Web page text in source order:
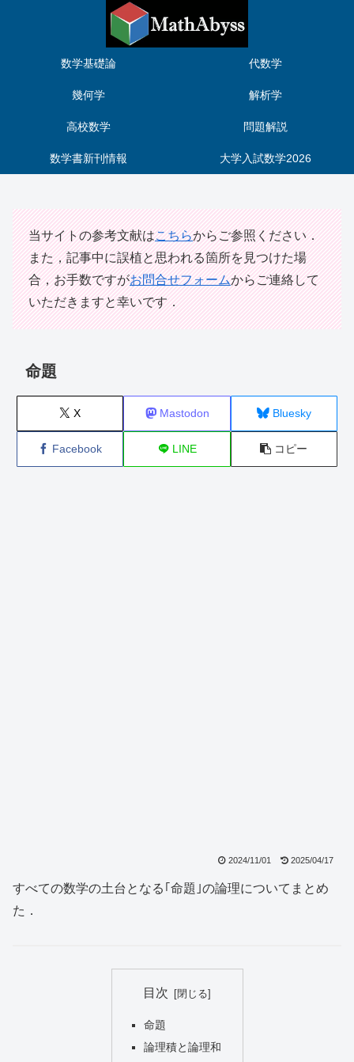
数学基礎論 代数学
幾何学 解析学
高校数学 問題解説
数学書新刊情報 大学入試数学2026
当サイトの参考文献はこちらからご参照ください．
また，記事中に誤植と思われる箇所を見つけた場
合，お手数ですがお問合せフォームからご連絡して
いただきますと幸いです．
命題
X Mastodon Bluesky
Facebook LINE コピー
2024/11/01 2025/04/17
すべての数学の土台となる｢命題｣の論理についてまとめ
た．
目次
命題
論理積と論理和